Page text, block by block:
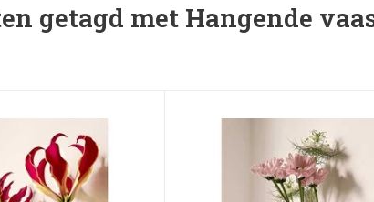
getagd met Hangende